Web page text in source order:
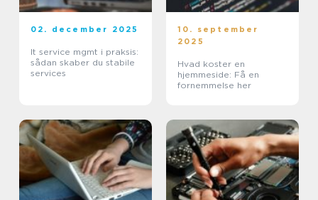
02. december 2025
It service mgmt i praksis:
sådan skaber du stabile
services
10. september
2025
Hvad koster en
hjemmeside: Få en
fornemmelse her